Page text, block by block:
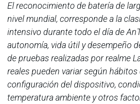
El reconocimiento de batería de
nivel mundial, corresponde a la
intensivo durante todo el día de
autonomía, vida útil y desempeño
de pruebas realizadas por realme
reales pueden variar según hábitos
configuración del dispositivo,
temperatura ambiente y otros